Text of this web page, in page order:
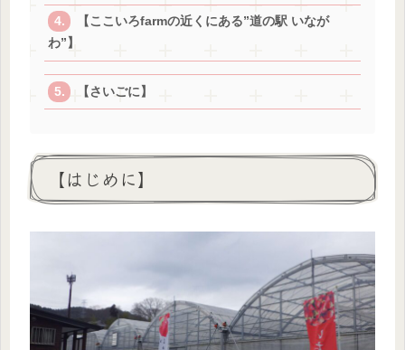
【ここいろfarmの近くにある”道の駅 いなが
わ”】
【さいごに】
【はじめに】